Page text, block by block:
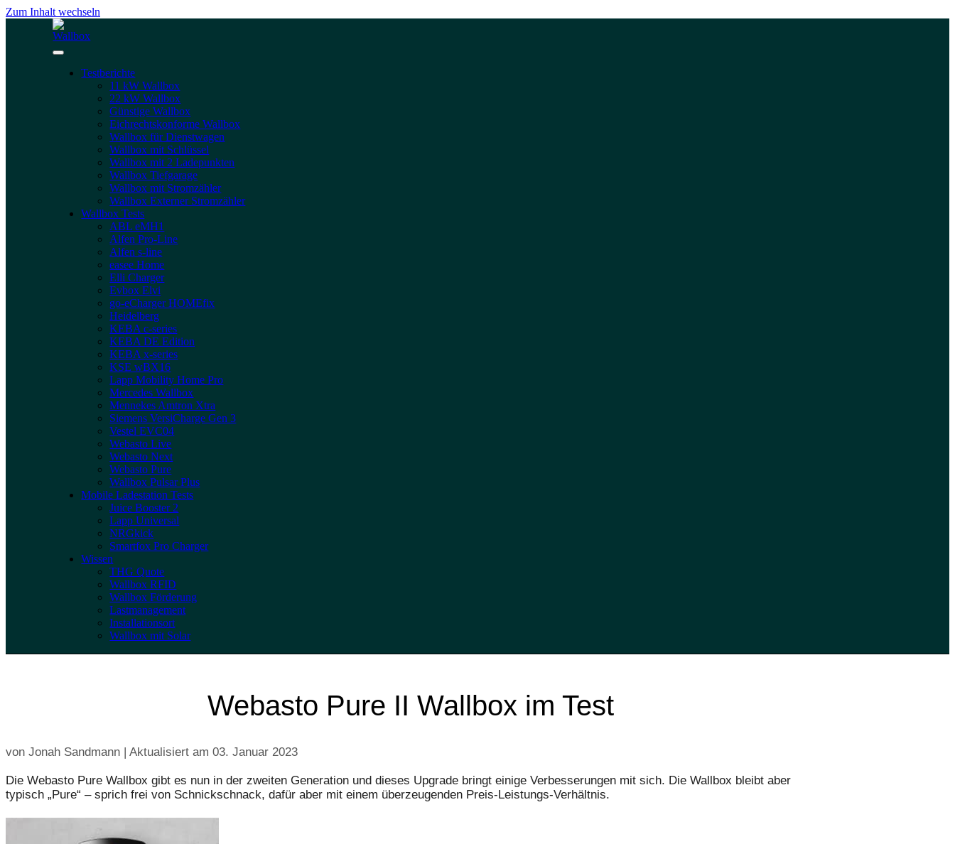
Zum Inhalt wechseln
Testberichte
11 kW Wallbox
22 kW Wallbox
Günstige Wallbox
Eichrechtskonforme Wallbox
Wallbox für Dienstwagen
Wallbox mit Schlüssel
Wallbox mit 2 Ladepunkten
Wallbox Tiefgarage
Wallbox mit Stromzähler
Wallbox Externer Stromzähler
Wallbox Tests
ABL eMH1
Alfen Pro-Line
Alfen s-line
easee Home
Elli Charger
Evbox Elvi
go-eCharger HOMEfix
Heidelberg
KEBA c-series
KEBA DE Edition
KEBA x-series
KSE wBX16
Lapp Mobility Home Pro
Mercedes Wallbox
Mennekes Amtron Xtra
Siemens VersiCharge Gen 3
Vestel EVC04
Webasto Live
Webasto Next
Webasto Pure
Wallbox Pulsar Plus
Mobile Ladestation Tests
Juice Booster 2
Lapp Universal
NRGkick
Smartfox Pro Charger
Wissen
THG Quote
Wallbox RFID
Wallbox Förderung
Lastmanagement
Installationsort
Wallbox mit Solar
Webasto Pure II Wallbox im Test
von Jonah Sandmann | Aktualisiert am 03. Januar 2023
Die Webasto Pure Wallbox gibt es nun in der zweiten Generation und dieses Upgrade bringt einige Verbesserungen mit sich. Die Wallbox bleibt aber
typisch „Pure“ – sprich frei von Schnickschnack, dafür aber mit einem überzeugenden Preis-Leistungs-Verhältnis.